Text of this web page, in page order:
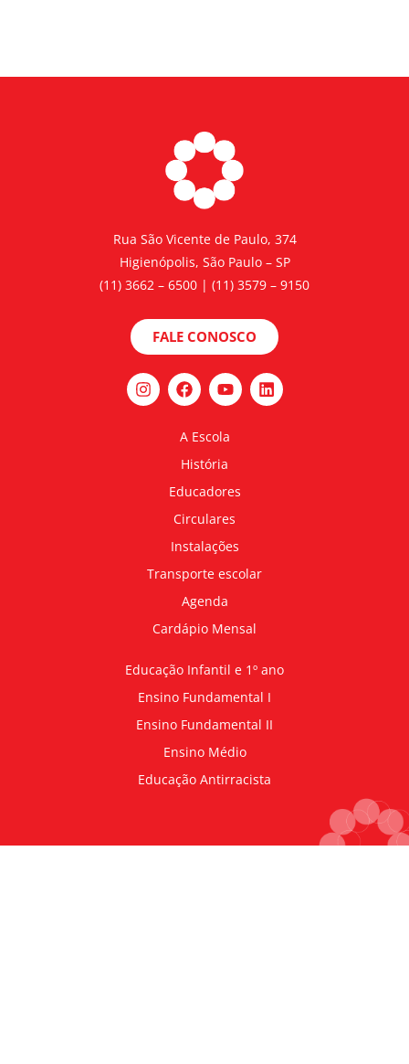
Rua São Vicente de Paulo, 374
Higienópolis, São Paulo – SP
(11) 3662 – 6500 | (11) 3579 – 9150
FALE CONOSCO
A Escola
História
Educadores
Circulares
Instalações
Transporte escolar
Agenda
Cardápio Mensal
Educação Infantil e 1º ano
Ensino Fundamental I
Ensino Fundamental II
Ensino Médio
Educação Antirracista